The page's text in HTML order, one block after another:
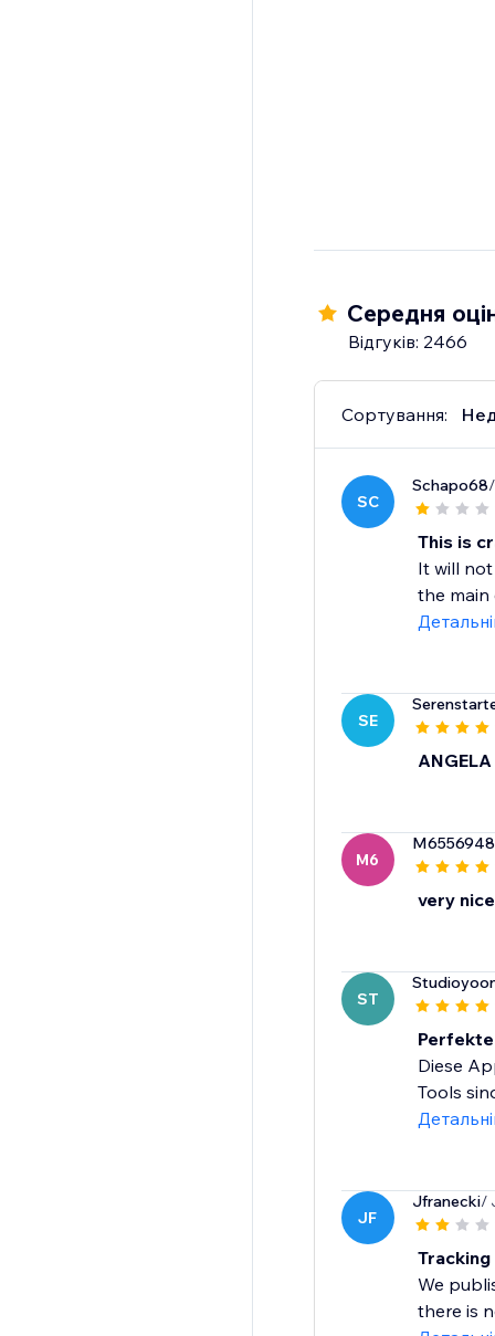
Середня
Відгуків: 2466
Сортування:
SC
Schapo68
This is
It will
the main
SE
M6
very nice
ST
Diese
Tools
JF
Jfranecki/
We
there is